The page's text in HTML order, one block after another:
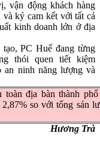
vận động khách hàng
ký cam kết với tất cả
kinh doanh lớn ở địa
PC Huế đang từng
thói quen tiết kiệm
an ninh năng lượng và
địa bàn thành
so với tổng sản
Hương Trà